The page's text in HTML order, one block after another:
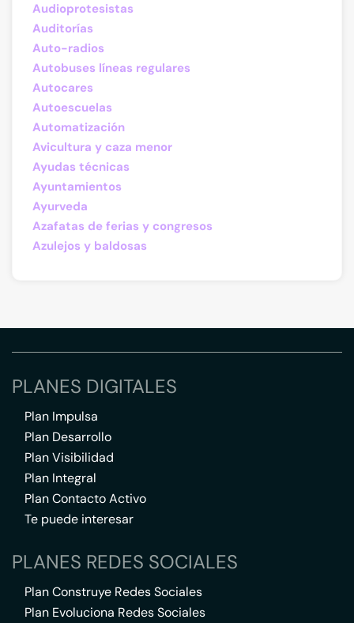
Audioprotesistas
Auditorías
Auto-radios
Autobuses líneas regulares
Autocares
Autoescuelas
Automatización
Avicultura y caza menor
Ayudas técnicas
Ayuntamientos
Ayurveda
Azafatas de ferias y congresos
Azulejos y baldosas
PLANES DIGITALES
Plan Impulsa
Plan Desarrollo
Plan Visibilidad
Plan Integral
Plan Contacto Activo
Te puede interesar
PLANES REDES SOCIALES
Plan Construye Redes Sociales
Plan Evoluciona Redes Sociales